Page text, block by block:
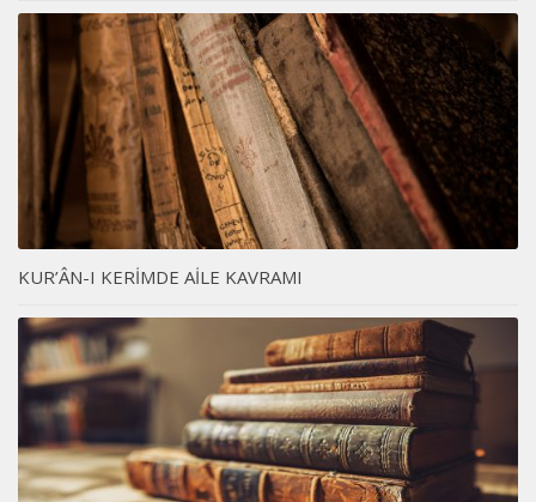
KUR’ÂN-I KERİMDE AİLE KAVRAMI